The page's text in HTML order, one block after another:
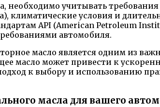
необходимо учитывать
климатические условия и
API (American Petroleum
автомобиля.
масло является одним из
масло может привести к
к выбору и использованию
масла для вашего